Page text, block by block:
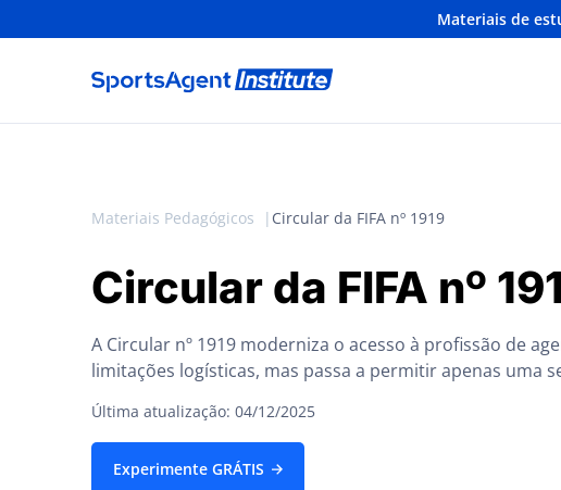
Materiais de
Materiais Pedagógicos Circular da FIFA nº 1919
Circular da FIFA nº
A Circular nº 1919 moderniza o acesso à profissão de
limitações logísticas, mas passa a permitir apenas uma
Última atualização: 04/12/2025
Experimente GRÁTIS